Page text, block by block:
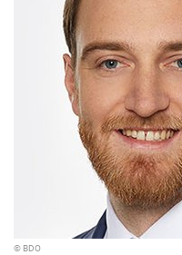
© BDO